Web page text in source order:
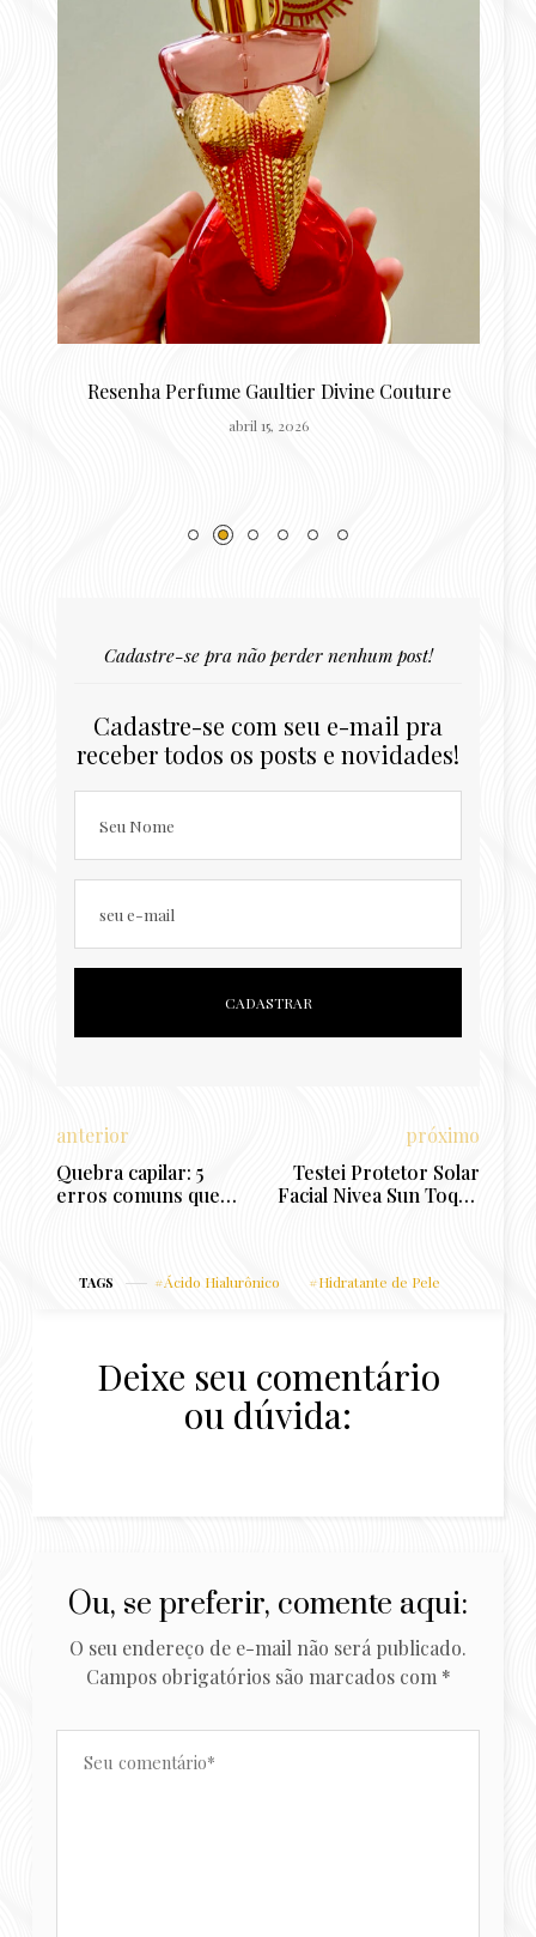
Resenha Perfume Gaultier Divine Couture
abril 15, 2026
Cadastre-se pra não perder nenhum post!
Cadastre-se com seu e-mail pra
receber todos os posts e novidades!
Seu Nome
seu e-mail
anterior
Quebra capilar: 5
erros comuns que
próximo
Testei Protetor Solar
Facial Nivea Sun Toque
mista e oleosa?
TAGS Ácido Hialurônico Hidratante de Pele
Deixe seu comentário
ou dúvida:
Ou, se preferir, comente aqui:
O seu endereço de e-mail não será publicado.
Campos obrigatórios são marcados com *